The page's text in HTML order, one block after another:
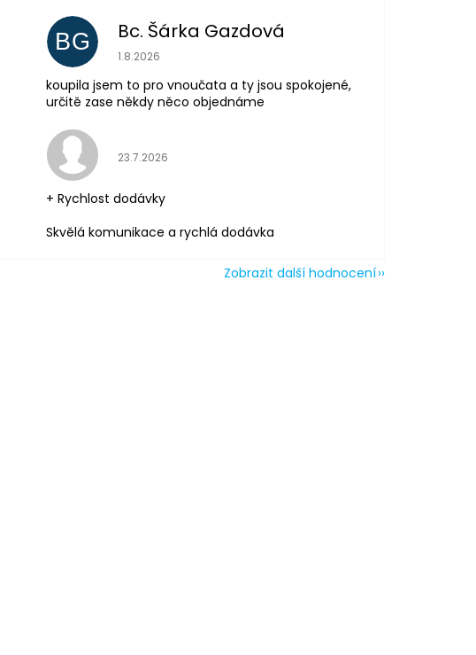
BG Bc. Šárka Gazdová
Hodnocení obchodu je 5 z 5 hvězdiček.
1.8.2026
koupila jsem to pro vnoučata a ty jsou spokojené,
určitě zase někdy něco objednáme
Hodnocení obchodu je 5 z 5 hvězdiček.
23.7.2026
+ Rychlost dodávky
Skvělá komunikace a rychlá dodávka
Zobrazit další hodnocení